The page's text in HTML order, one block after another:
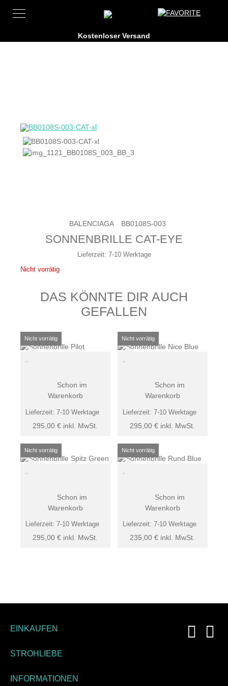
BB0108S-003
BALENCIAGA
SONNENBRILLE CAT-EYE
Lieferzeit: 7-10 Werktage
Nicht vorrätig
DAS KÖNNTE DIR AUCH
GEFALLEN
295,00 € inkl. MwSt.
Lieferzeit: 7-10 Werktage
Schon im
Warenkorb
295,00€ inkl. MwSt.
Lieferzeit: 7-10 Werktage
Schon im
Warenkorb
295,00 € inkl. MwSt.
Lieferzeit: 7-10 Werktage
Schon im
Warenkorb
235,00€ inkl. MwSt.
Lieferzeit: 7-10 Werktage
Schon im
Warenkorb
EINKAUFEN
STROHLIEBE
INFORMATIONEN